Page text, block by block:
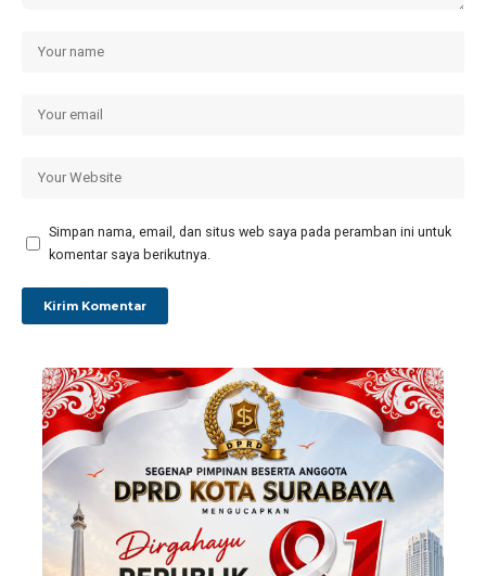
Simpan nama, email, dan situs web saya pada peramban ini untuk
komentar saya berikutnya.